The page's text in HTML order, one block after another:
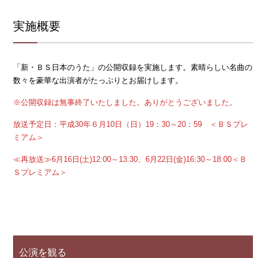
公演を観る
実施概要
「新・ＢＳ日本のうた」の公開収録を実施します。素晴らしい名曲の
数々を豪華な出演者がたっぷりとお届けします。
※公開収録は無事終了いたしました。ありがとうございました。
放送予定日：平成30年６月10日（日）19：30～20：59 ＜ＢＳプレ
ミアム＞
≪再放送≫6月16日(土)12:00～13:30、6月22日(金)16:30～18:00＜Ｂ
Ｓプレミアム＞